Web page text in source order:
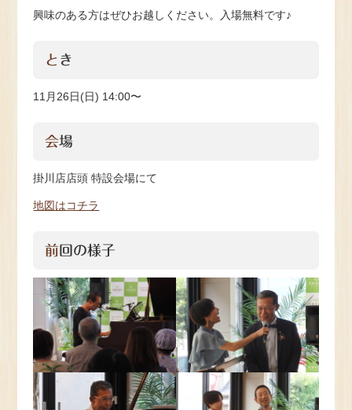
興味のある方はぜひお越しください。入場無料です♪
とき
11月26日(日) 14:00〜
会場
掛川店店頭 特設会場にて
地図はコチラ
前回の様子